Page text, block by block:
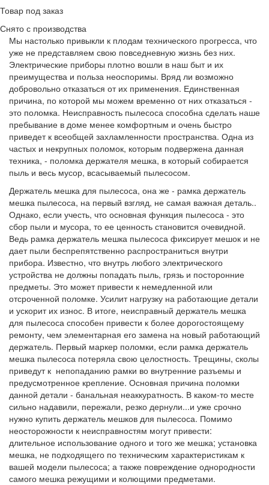
Товар под заказ
Снято с производства
Мы настолько привыкли к плодам технического прогресса, что
уже не представляем свою повседневную жизнь без них.
Электрические приборы плотно вошли в наш быт и их
преимущества и польза неоспоримы. Вряд ли возможно
добровольно отказаться от их применения. Единственная
причина, по которой мы можем временно от них отказаться -
это поломка. Неисправность пылесоса способна сделать наше
пребывание в доме менее комфортным и очень быстро
приведет к всеобщей захламленности пространства. Одна из
частых и некрупных поломок, которым подвержена данная
техника, - поломка держателя мешка, в который собирается
пыль и весь мусор, всасываемый пылесосом.
Держатель мешка для пылесоса, она же - рамка держатель
мешка пылесоса, на первый взгляд, не самая важная деталь..
Однако, если учесть, что основная функция пылесоса - это
сбор пыли и мусора, то ее ценность становится очевидной.
Ведь рамка держатель мешка пылесоса фиксирует мешок и не
дает пыли беспрепятственно распространиться внутри
прибора. Известно, что внутрь любого электрического
устройства не должны попадать пыль, грязь и посторонние
предметы. Это может привести к немедленной или
отсроченной поломке. Усилит нагрузку на работающие детали
и ускорит их износ. В итоге, неисправный держатель мешка
для пылесоса способен привести к более дорогостоящему
ремонту, чем элементарная его замена на новый работающий
держатель. Первый маркер поломки, если рамка держатель
мешка пылесоса потеряла свою целостность. Трещины, сколы
приведут к непопаданию рамки во внутренние разъемы и
предусмотренное крепление. Основная причина поломки
данной детали - банальная неаккуратность. В каком-то месте
сильно надавили, пережали, резко дернули...и уже срочно
нужно купить держатель мешков для пылесоса. Помимо
неосторожности к неисправностям могут привести:
длительное использование одного и того же мешка; установка
мешка, не подходящего по техническим характеристикам к
вашей модели пылесоса; а также повреждение однородности
самого мешка режущими и колющими предметами.